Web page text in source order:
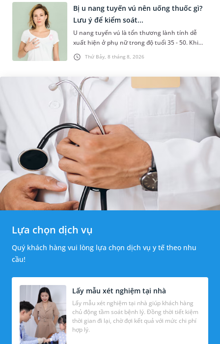
Thứ Bảy, 8 tháng 8, 2026
Bị u nang tuyến vú nên uống thuốc gì?
Lưu ý để kiểm soát...
U nang tuyến vú là tổn thương lành tính dễ
xuất hiện ở phụ nữ trong độ tuổi 35 - 50. Khi
được chẩn đoán mắc bệnh, nhiều người
thường băn khoăn u nang tuyến v...
Lựa chọn dịch vụ
Quý khách hàng vui lòng lựa chọn dịch vụ y tế theo nhu
cầu!
Lấy mẫu xét nghiệm tại nhà
Lấy mẫu xét nghiệm tại nhà giúp khách hàng
chủ động tầm soát bệnh lý. Đồng thời tiết kiệm
thời gian đi lại, chờ đợi kết quả với mức chi phí
hợp lý.